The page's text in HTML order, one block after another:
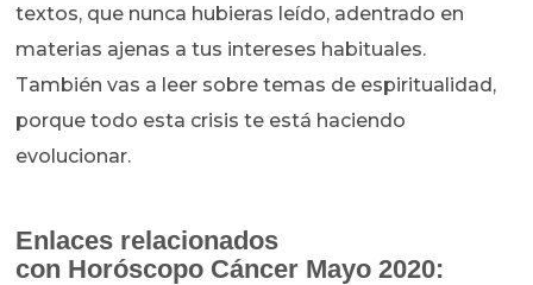
textos, que nunca hubieras leído, adentrado en
materias ajenas a tus intereses habituales.
También vas a leer sobre temas de espiritualidad,
porque todo esta crisis te está haciendo
evolucionar.
Enlaces relacionados
con Horóscopo Cáncer Mayo 2020: